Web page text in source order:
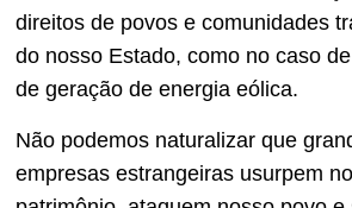
direitos de povos e comunidades
do nosso Estado, como no caso
de geração de energia eólica.
Não podemos naturalizar que
empresas estrangeiras usurpem